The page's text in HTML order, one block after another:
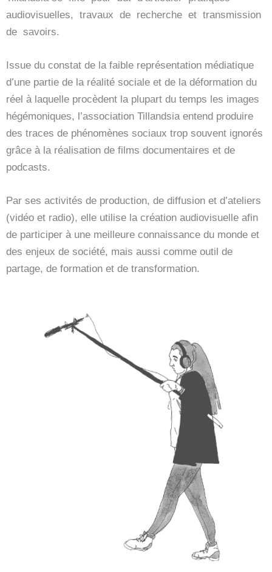
audiovisuelles, travaux de recherche et transmission
de savoirs.
Issue du constat de la faible représentation médiatique
d’une partie de la réalité sociale et de la déformation du
réel à laquelle procèdent la plupart du temps les images
hégémoniques, l’association Tillandsia entend produire
des traces de phénomènes sociaux trop souvent ignorés
grâce à la réalisation de films documentaires et de
podcasts.
Par ses activités de production, de diffusion et d’ateliers
(vidéo et radio), elle utilise la création audiovisuelle afin
de participer à une meilleure connaissance du monde et
des enjeux de société, mais aussi comme outil de
partage, de formation et de transformation.